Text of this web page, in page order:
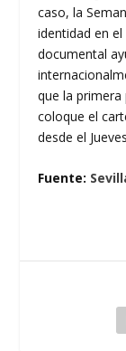
caso, la
identidad en
documental
que la primera
coloque el
desde el
Fuente: